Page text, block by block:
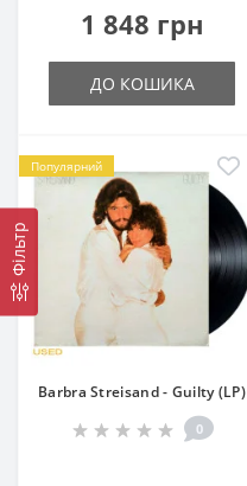
Фільтр
1 848 грн
ДО КОШИКА
Популярний
Barbra Streisand - Guilty (LP)
0